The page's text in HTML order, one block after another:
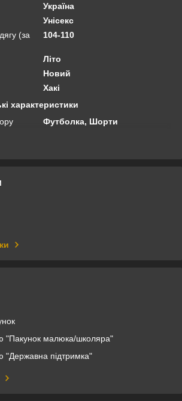
Україна
Унісекс
(за
104-110
Літо
Новий
Хакі
характеристики
Футболка, Шорти
"Пакунок малюка/школяра"
"Державна підтримка"